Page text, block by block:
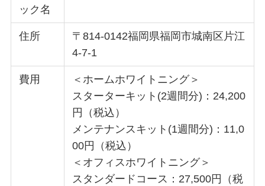
ック名
住所
〒814-0142福岡県福岡市城南区片江
4-7-1
費用
＜ホームホワイトニング＞
スターターキット(2週間分)：24,200
円（税込）
メンテナンスキット(1週間分)：11,0
00円（税込）
＜オフィスホワイトニング＞
スタンダードコース：27,500円（税